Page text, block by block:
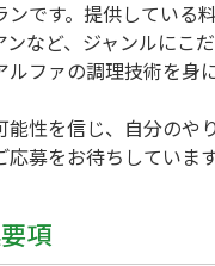
ンです。提供している
ンなど、ジャンルにこ
ルファの調理技術を身
能性を信じ、自分のや
応募をお待ちしています
項